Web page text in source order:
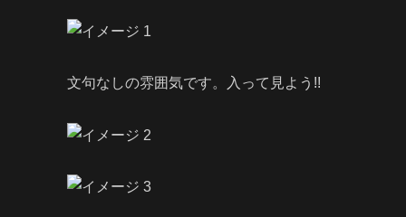
文句なしの雰囲気です。入って見よう!!